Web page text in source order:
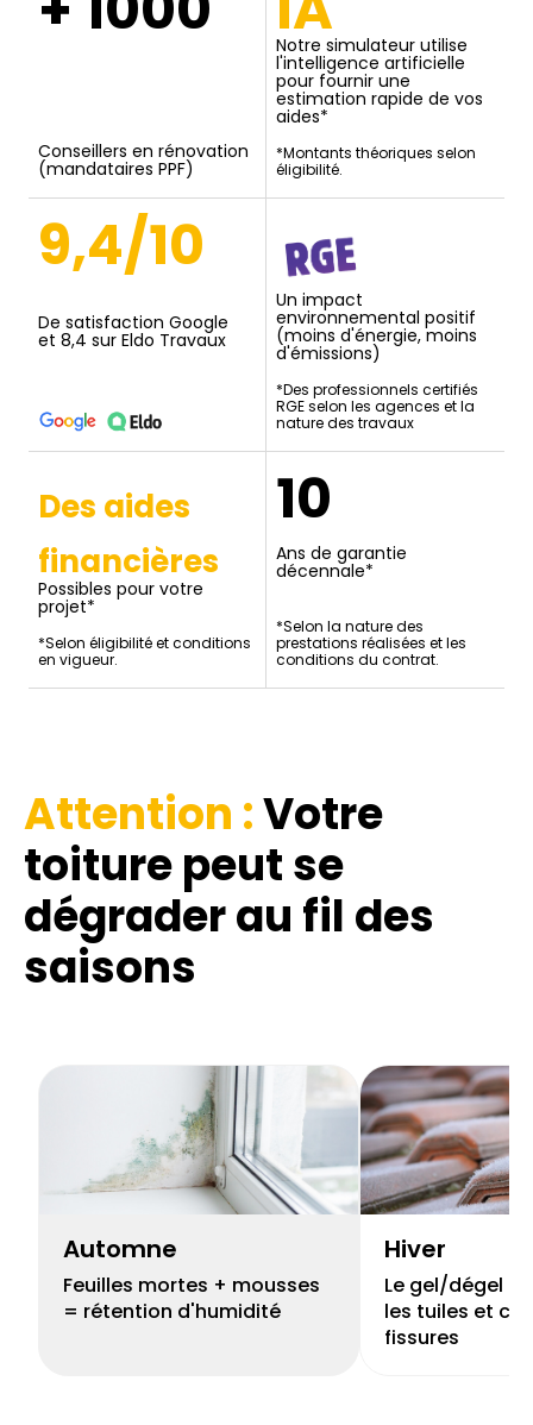
Conseillers en rénovation
(mandataires PPF)
Notre simulateur utilise
l'intelligence artificielle
pour fournir une
estimation rapide de vos
aides*
*Montants théoriques selon
éligibilité.
9,4/10
De satisfaction Google
et 8,4 sur Eldo Travaux
Un impact
environnemental positif
(moins d'énergie, moins
d'émissions)
*Des professionnels certifiés
RGE selon les agences et la
nature des travaux
Des aides
financières
Possibles pour votre
projet*
*Selon éligibilité et conditions
en vigueur.
10
Ans de garantie
décennale*
*Selon la nature des
prestations réalisées et les
conditions du contrat.
Attention :Votre
toiturepeut se
dégrader au fil des
saisons
Automne
Feuilles mortes + mousses
= rétention d'humidité
Hiver
Le gel/dégel
les tuiles et
fissures